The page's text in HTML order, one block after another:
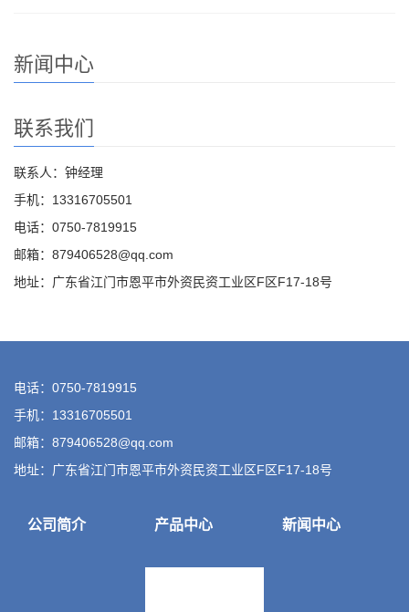
新闻中心
联系我们
联系人：钟经理
手机：13316705501
电话：0750-7819915
邮箱：879406528@qq.com
地址：广东省江门市恩平市外资民资工业区F区F17-18号
电话：0750-7819915
手机：13316705501
邮箱：879406528@qq.com
地址：广东省江门市恩平市外资民资工业区F区F17-18号
公司简介 产品中心 新闻中心